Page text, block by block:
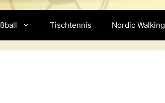
Tischtennis Nordic Walking